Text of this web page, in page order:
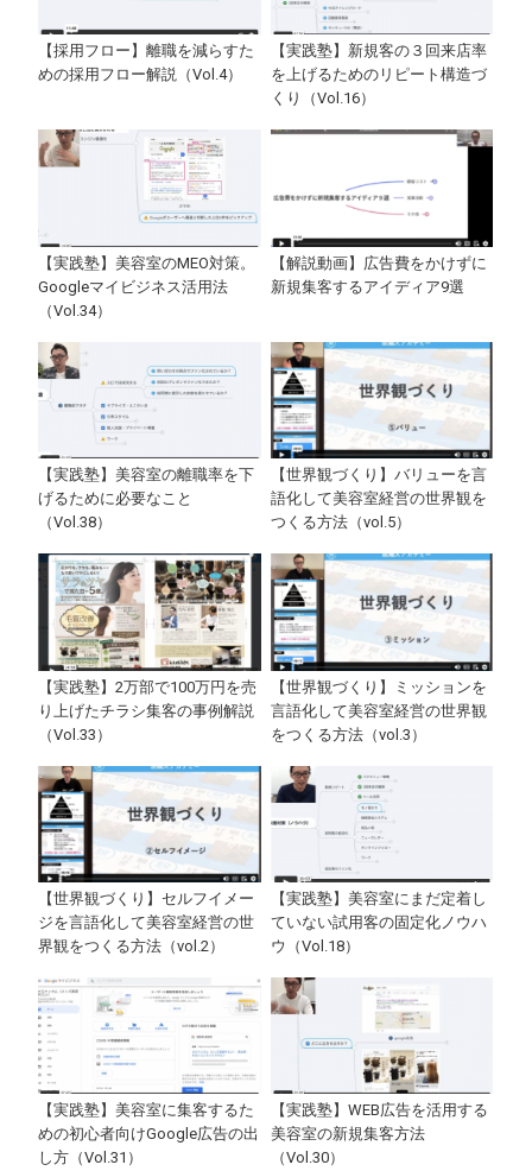
【採用フロー】離職を減らすた
めの採用フロー解説（Vol.4）
【実践塾】新規客の３回来店率
を上げるためのリピート構造づ
くり（Vol.16）
【実践塾】美容室のMEO対策。
Googleマイビジネス活用法
（Vol.34）
【解説動画】広告費をかけずに
新規集客するアイディア9選
【実践塾】美容室の離職率を下
げるために必要なこと
（Vol.38）
【世界観づくり】バリューを言
語化して美容室経営の世界観を
つくる方法（vol.5）
【実践塾】2万部で100万円を売
り上げたチラシ集客の事例解説
（Vol.33）
【世界観づくり】ミッションを
言語化して美容室経営の世界観
をつくる方法（vol.3）
【世界観づくり】セルフイメー
ジを言語化して美容室経営の世
界観をつくる方法（vol.2）
【実践塾】美容室にまだ定着し
ていない試用客の固定化ノウハ
ウ（Vol.18）
【実践塾】美容室に集客するた
めの初心者向けGoogle広告の出
し方（Vol.31）
【実践塾】WEB広告を活用する
美容室の新規集客方法
（Vol.30）